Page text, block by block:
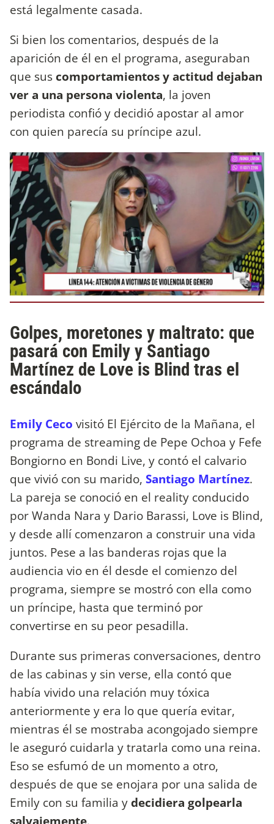
está legalmente casada.
Si bien los comentarios, después de la
aparición de él en el programa, aseguraban
que sus comportamientos y actitud dejaban
ver a una persona violenta, la joven
periodista confió y decidió apostar al amor
con quien parecía su príncipe azul.
Golpes, moretones y maltrato: que
pasará con Emily y Santiago
Martínez de Love is Blind tras el
escándalo
Emily Ceco visitó El Ejército de la Mañana, el
programa de streaming de Pepe Ochoa y Fefe
Bongiorno en Bondi Live, y contó el calvario
que vivió con su marido, Santiago Martínez.
La pareja se conoció en el reality conducido
por Wanda Nara y Dario Barassi, Love is Blind,
y desde allí comenzaron a construir una vida
juntos. Pese a las banderas rojas que la
audiencia vio en él desde el comienzo del
programa, siempre se mostró con ella como
un príncipe, hasta que terminó por
convertirse en su peor pesadilla.
Durante sus primeras conversaciones, dentro
de las cabinas y sin verse, ella contó que
había vivido una relación muy tóxica
anteriormente y era lo que quería evitar,
mientras él se mostraba acongojado siempre
le aseguró cuidarla y tratarla como una reina.
Eso se esfumó de un momento a otro,
después de que se enojara por una salida de
Emily con su familia ydecidiera golpearla
salvajemente.